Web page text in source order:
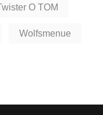
O TOM
Wolfsmenue